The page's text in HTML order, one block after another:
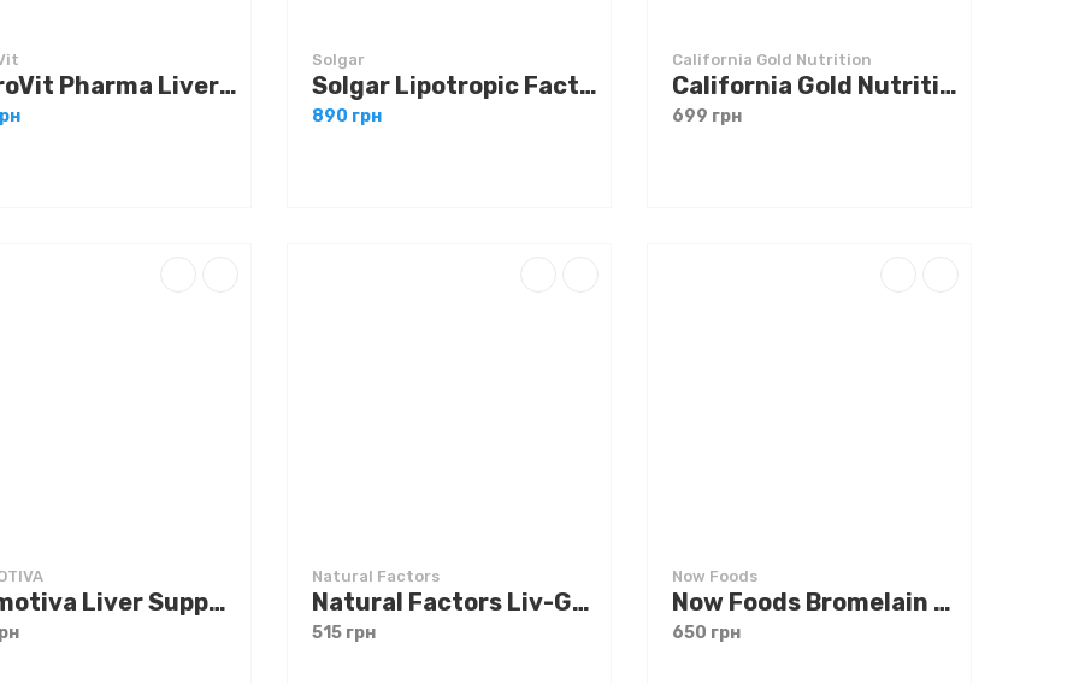
OstroVit Pharma Liver Aid 90 caps
Solgar
Solgar Lipotropic Factors 100 tabs
890 грн
California Gold Nutrition
California Gold Nutrition Silymarin Complex 120 caps
699 грн
Formotiva Liver Support 60 caps
Natural Factors
Natural Factors Liv-Gall Cleanse 90 caps
515 грн
Now Foods
Now Foods Bromelain 500 mg 60 caps
650 грн